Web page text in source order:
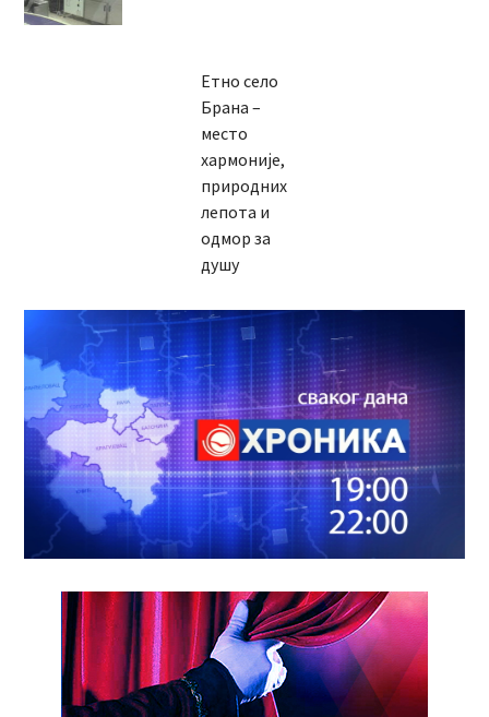
Етно село
Брана –
место
хармоније,
природних
лепота и
одмор за
душу